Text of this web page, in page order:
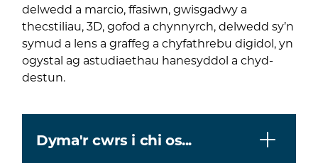
delwedd a marcio, ffasiwn, gwisgadwy a
thecstiliau, 3D, gofod a chynnyrch, delwedd sy’n
symud a lens a graffeg a chyfathrebu digidol, yn
ogystal ag astudiaethau hanesyddol a chyd-
destun.
Dyma'r cwrs i chi os...